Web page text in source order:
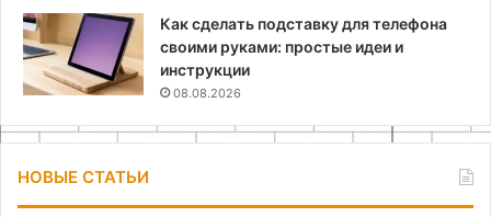
Как сделать подставку для телефона
своими руками: простые идеи и
инструкции
08.08.2026
НОВЫЕ СТАТЬИ